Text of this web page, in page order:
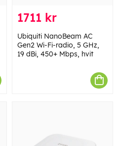
1711 kr
Ubiquiti NanoBeam AC
Gen2 Wi-Fi-radio, 5 GHz,
19 dBi, 450+ Mbps, hvit